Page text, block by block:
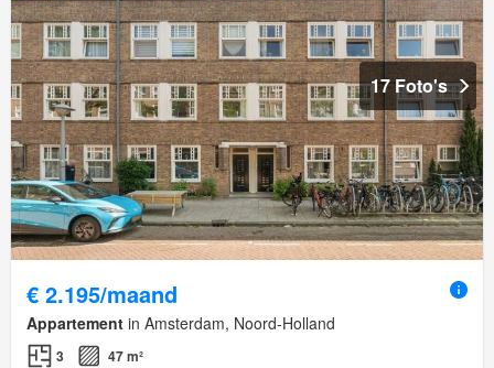
17 Foto's
€ 2.195/maand
Appartement in Amsterdam, Noord-Holland
3 47 m²